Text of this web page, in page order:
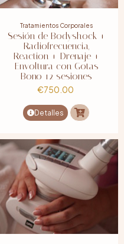
Tratamientos Corporales
Sesión de Bodyshock +
Radiofrecuencia,
Reaction + Drenaje +
Envoltura con Gotas
Bono 12 sesiones
€750.00
Detalles